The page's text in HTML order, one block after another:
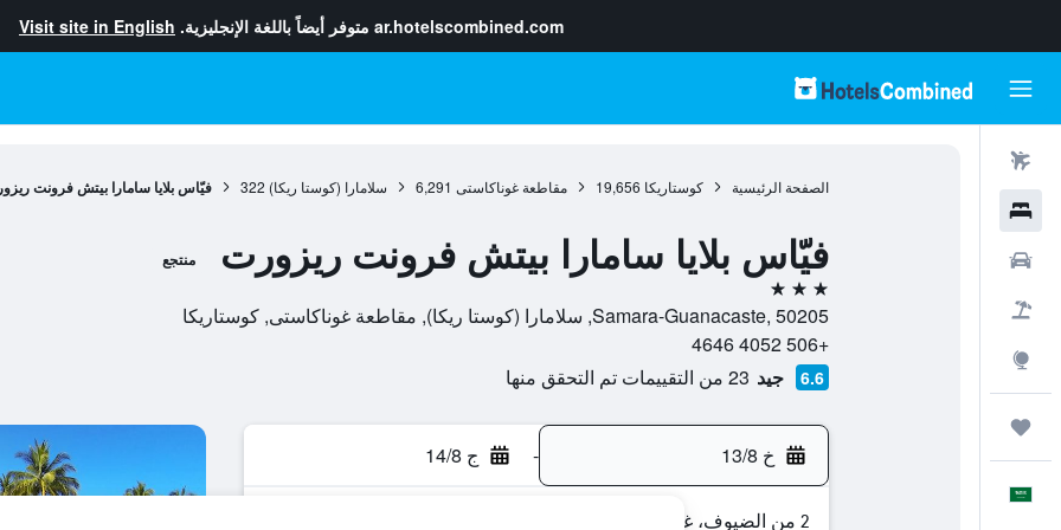
ar.hotelscombined.com متوفر أيضاً باللغة الإنجليزية. Visit site in English
الصفحة الرئيسية كوستاريكا 19,656 مقاطعة غوناكاستى 6,291 سلامارا (كوستا ريكا) 322 فيّاس بلايا سامارا بيتش فرونت
فيّاس بلايا سامارا بيتش فرونت ريزورت منتجع
3 نجوم
Samara-Guanacaste, 50205, سلامارا (كوستا ريكا), مقاطعة غوناكاستى, كوستاريكا
+506 4052 4646
6.6 جيد 23 من التقييمات تم التحقق منها
خ 13/8 - ج 14/8
2 من الضيوف، غرفة واحدة